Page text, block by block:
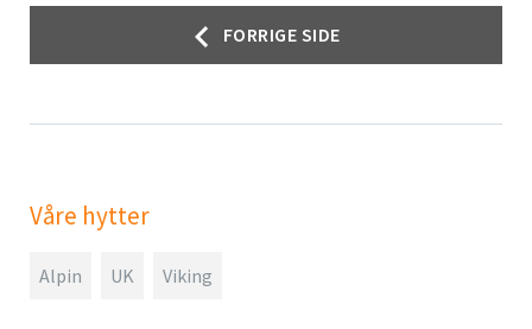
Innleggsnavigasjon
FORRIGE SIDE
Våre hytter
Alpin UK Viking